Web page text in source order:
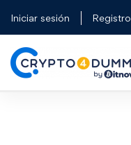
Iniciar sesión Registro